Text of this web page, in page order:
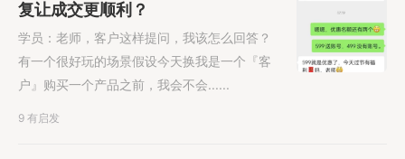
复让成交更顺利？
学员：老师，客户这样提问，我该怎么回答？
有一个很好玩的场景假设今天换我是一个『客
户』购买一个产品之前，我会不会......
9 有启发